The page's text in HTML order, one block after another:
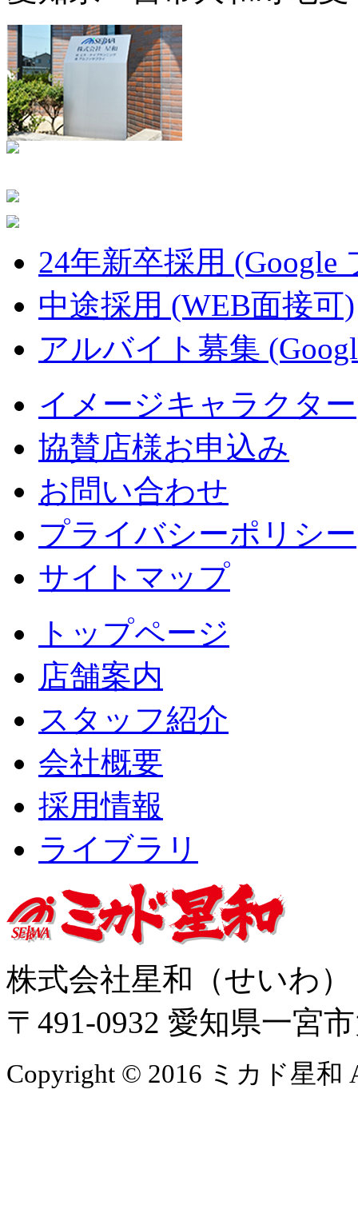
24年新卒採用 (Google
中途採用 (WEB面接可)
アルバイト募集
イメージキャラクター
協賛店様お申込み
お問い合わせ
プライバシーポリシー
サイトマップ
トップページ
店舗案内
スタッフ紹介
会社概要
採用情報
ライブラリ
株式会社星和（せいわ
〒491-0932 愛知県一宮
Copyright © 2016 ミカド星和